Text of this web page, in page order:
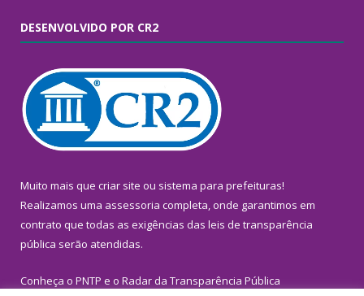
DESENVOLVIDO POR CR2
Muito mais que criar site ou sistema para prefeituras!
Realizamos uma assessoria completa, onde garantimos em
contrato que todas as exigências das leis de transparência
pública serão atendidas.
Conheça o PNTP e o Radar da Transparência Pública